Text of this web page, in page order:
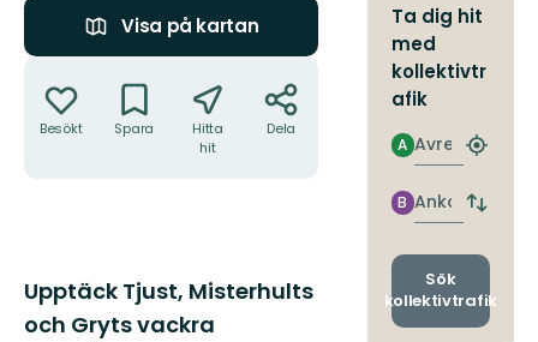
Visa på kartan
Besökt Spara
Hitta
hit
Dela
Beskrivning
Upptäck Tjust, Misterhults
och Gryts vackra
Ta dig hit
med
kollektivtr
afik
Avresa
A
Hitta
Ankomst
B
Byt
och
Sök
kollektivtrafik